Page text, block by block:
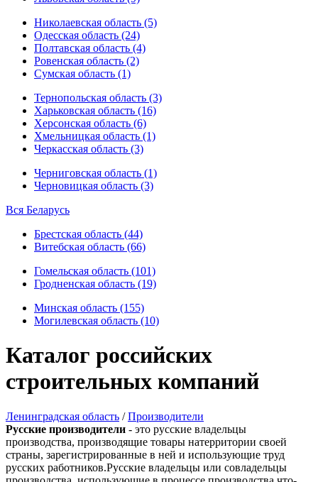
Николаевская область (5)
Одесская область (24)
Полтавская область (4)
Ровенская область (2)
Сумская область (1)
Тернопольская область (3)
Харьковская область (16)
Херсонская область (6)
Хмельницкая область (1)
Черкасская область (3)
Черниговская область (1)
Черновицкая область (3)
Вся Беларусь
Брестская область (44)
Витебская область (66)
Гомельская область (101)
Гродненская область (19)
Минская область (155)
Могилевская область (10)
Каталог российских
строительных компаний
Ленинградская область /Производители
Русские производители - это русские владельцы
производства, производящие товары натерритории своей
страны, зарегистрированные в ней и использующие труд
русских работников.Русские владельцы или совладельцы